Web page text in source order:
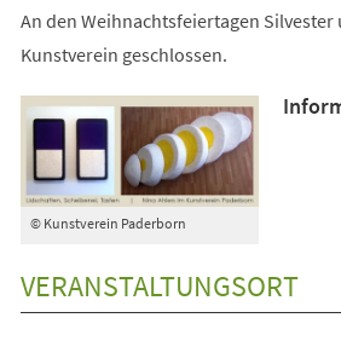
An den Weihnachtsfeiertagen
Kunstverein geschlossen.
© Kunstverein Paderborn
VERANSTALTUNGSORT